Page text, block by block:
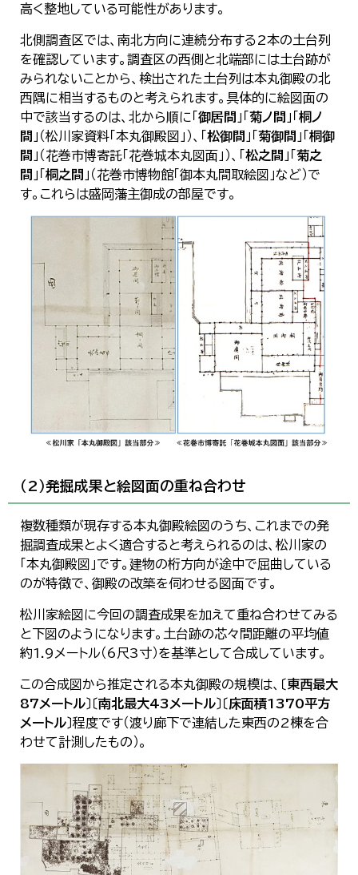
高く整地している可能性があります。
北側調査区では、南北方向に連続分布する2本の土台列
を確認しています。調査区の西側と北端部には土台跡が
みられないことから、検出された土台列は本丸御殿の北
西隅に相当するものと考えられます。具体的に絵図面の
中で該当するのは、北から順に「 御居間 」「 菊ノ間 」「 桐ノ
間 」（松川家資料「本丸御殿図」）、「 松御間 」「 菊御間 」「 桐御
間 」（花巻市博寄託「花巻城本丸図面」）、「 松之間 」「 菊之
間 」「 桐之間 」（花巻市博物館「御本丸間取絵図」など）で
す。これらは盛岡藩主御成の部屋です。
（2）発掘成果と絵図面の重ね合わせ
複数種類が現存する本丸御殿絵図のうち、これまでの発
掘調査成果とよく適合すると考えられるのは、松川家の
「本丸御殿図」です。建物の桁方向が途中で屈曲している
のが特徴で、御殿の改築を伺わせる図面です。
松川家絵図に今回の調査成果を加えて重ね合わせてみる
と下図のようになります。土台跡の芯々間距離の平均値
約1.9メートル（6尺3寸）を基準として合成しています。
この合成図から推定される本丸御殿の規模は、〔 東西最大
87メートル〕〔南北最大43メートル〕〔 床面積1370平方
メートル〕程度です（渡り廊下で連結した東西の2棟を合
わせて計測したもの）。